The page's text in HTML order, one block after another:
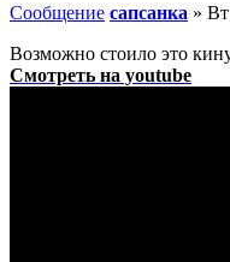
Сообщение сапсанка »
Возможно стоило это
Смотреть на youtube